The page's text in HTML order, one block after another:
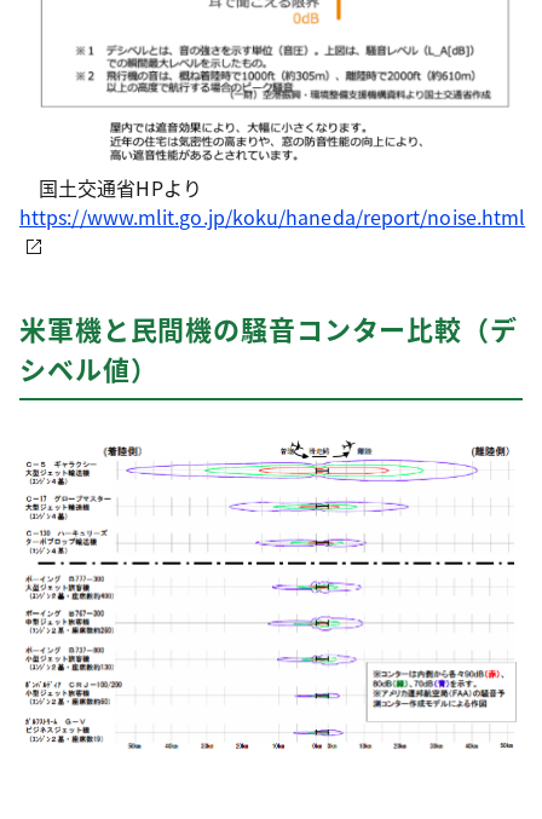
国土交通省HPより
https://www.mlit.go.jp/koku/haneda/report/noise.html
米軍機と民間機の騒音コンター比較（デ
シベル値）